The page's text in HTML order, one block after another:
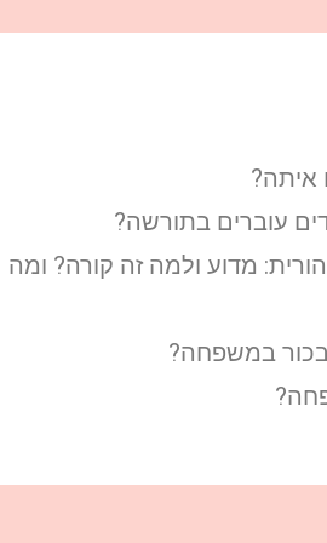
איתה?
עוברים בתורשה?
מדוע ולמה זה קורה? ומה
במשפחה?